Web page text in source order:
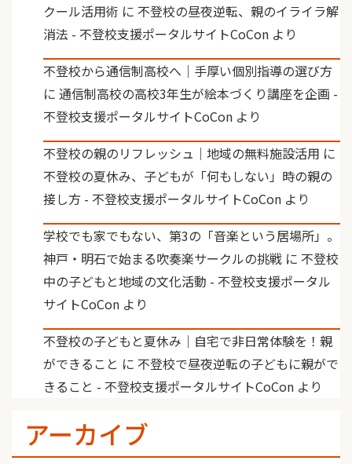
クール活用術 に 不登校の昼夜逆転、親のイライラ解
消法 - 不登校支援ポータルサイトCoCon より
不登校から通信制高校へ｜手厚い個別指導の選び方
に 通信制高校の高校3年生が絵本づくり講座を企画 -
不登校支援ポータルサイトCoCon より
不登校の親のリフレッシュ｜地域の無料施設活用 に
不登校の夏休み、子どもが「何もしない」時の親の
接し方 - 不登校支援ポータルサイトCoCon より
学校でも家でもない、第3の「音楽という居場所」。
神戸・明石で始まる吹奏楽サークルの挑戦 に 不登校
中の子どもと地域の文化活動 - 不登校支援ポータル
サイトCoCon より
不登校の子どもと夏休み｜自宅で非日常体験を！親
ができること に 不登校で昼夜逆転の子どもに親がで
きること - 不登校支援ポータルサイトCoCon より
アーカイブ